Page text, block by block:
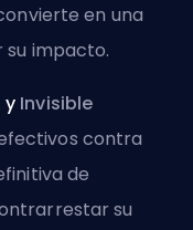
en una
impacto.
y Invisible
contra
de
su